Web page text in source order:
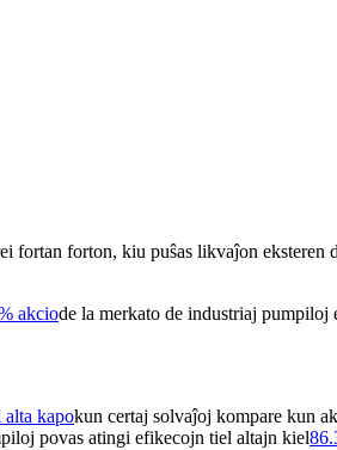
fortan forton, kiu puŝas likvaĵon eksteren
akciode la merkato de industriaj
kapokun certaj solvaĵoj kompare kun
povas atingi efikecojn tiel altajn kiel